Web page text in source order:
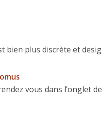
bien plus discrète et
vous dans l’onglet